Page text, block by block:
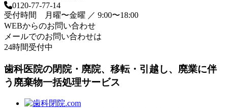
0120-77-77-14
受付時間 月曜〜金曜 ／ 9:00〜18:00
WEBからのお問い合わせ
メールでのお問い合わせは
24時間受付中
歯科医院の閉院・廃院、移転・引越し、廃業に伴
う廃棄物一括処理サービス